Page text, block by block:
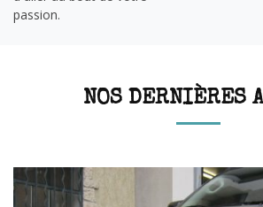
passion.
NOS DERNIÈRES